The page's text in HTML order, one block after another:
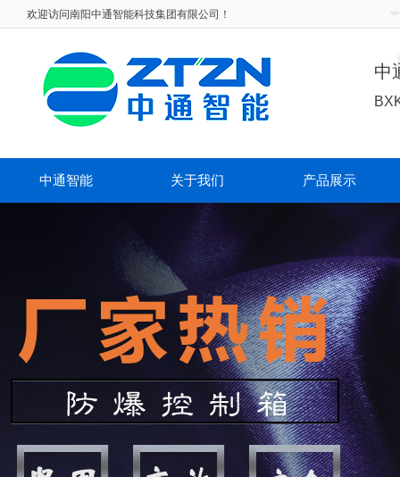
欢迎访问南阳中通智能科技集团有限公司！
中
中通智能 关于我们 产品展示